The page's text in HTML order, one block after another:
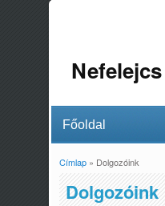
Jelenlegi hely
Címlap» Dolgozóink
Dolgozóink